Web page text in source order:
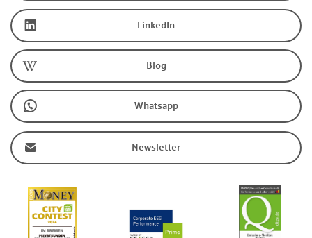
LinkedIn
Blog
Whatsapp
Newsletter